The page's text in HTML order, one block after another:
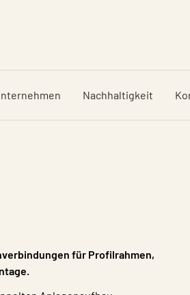
Nachhaltigkeit
für Profilrahmen,